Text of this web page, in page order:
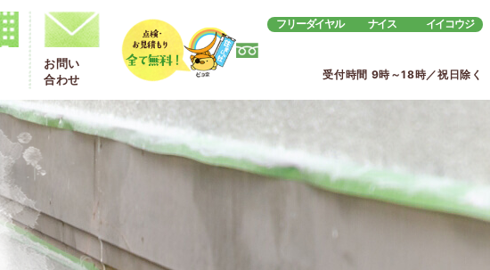
お問い
合わせ
フリーダイヤル ナイス イイコウジ
受付時間 9時～18時／祝日除く